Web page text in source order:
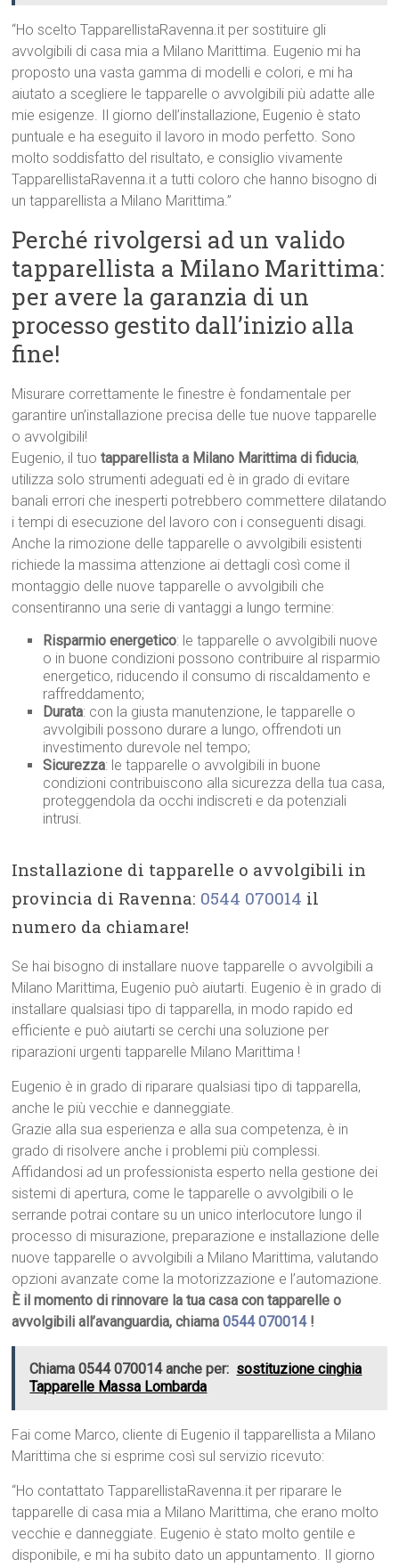
“Ho scelto TapparellistaRavenna.it per sostituire gli
avvolgibili di casa mia a Milano Marittima. Eugenio mi ha
proposto una vasta gamma di modelli e colori, e mi ha
aiutato a scegliere le tapparelle o avvolgibili più adatte alle
mie esigenze. Il giorno dell’installazione, Eugenio è stato
puntuale e ha eseguito il lavoro in modo perfetto. Sono
molto soddisfatto del risultato, e consiglio vivamente
TapparellistaRavenna.it a tutti coloro che hanno bisogno di
un tapparellista a Milano Marittima.”
Perché rivolgersi ad un valido
tapparellista a Milano Marittima:
per avere la garanzia di un
processo gestito dall’inizio alla
fine!
Misurare correttamente le finestre è fondamentale per
garantire un’installazione precisa delle tue nuove tapparelle
o avvolgibili!
Eugenio, il tuotapparellista a Milano Marittima di fiducia,
utilizza solo strumenti adeguati ed è in grado di evitare
banali errori che inesperti potrebbero commettere dilatando
i tempi di esecuzione del lavoro con i conseguenti disagi.
Anche la rimozione delle tapparelle o avvolgibili esistenti
richiede la massima attenzione ai dettagli così come il
montaggio delle nuove tapparelle o avvolgibili che
consentiranno una serie di vantaggi a lungo termine:
Risparmio energetico: le tapparelle o avvolgibili nuove
o in buone condizioni possono contribuire al risparmio
energetico, riducendo il consumo di riscaldamento e
raffreddamento;
Durata: con la giusta manutenzione, le tapparelle o
avvolgibili possono durare a lungo, offrendoti un
investimento durevole nel tempo;
Sicurezza: le tapparelle o avvolgibili in buone
condizioni contribuiscono alla sicurezza della tua casa,
proteggendola da occhi indiscreti e da potenziali
intrusi.
Installazione di tapparelle o avvolgibili in
provincia di Ravenna: 0544 070014 il
numero da chiamare!
Se hai bisogno di installare nuove tapparelle o avvolgibili a
Milano Marittima, Eugenio può aiutarti. Eugenio è in grado di
installare qualsiasi tipo di tapparella, in modo rapido ed
efficiente e può aiutarti se cerchi una soluzione per
riparazioni urgenti tapparelle Milano Marittima !
Eugenio è in grado di riparare qualsiasi tipo di tapparella,
anche le più vecchie e danneggiate.
Grazie alla sua esperienza e alla sua competenza, è in
grado di risolvere anche i problemi più complessi.
Affidandosi ad un professionista esperto nella gestione dei
sistemi di apertura, come le tapparelle o avvolgibili o le
serrande potrai contare su un unico interlocutore lungo il
processo di misurazione, preparazione e installazione delle
nuove tapparelle o avvolgibili a Milano Marittima, valutando
opzioni avanzate come la motorizzazione e l’automazione.
È il momento di rinnovare la tua casa con tapparelle o
avvolgibili all’avanguardia, chiama0544 070014!
Chiama 0544 070014 anche per: sostituzione cinghia
Tapparelle Massa Lombarda
Fai come Marco, cliente di Eugenio il tapparellista a Milano
Marittima che si esprime così sul servizio ricevuto:
“Ho contattato TapparellistaRavenna.it per riparare le
tapparelle di casa mia a Milano Marittima, che erano molto
vecchie e danneggiate. Eugenio è stato molto gentile e
disponibile, e mi ha subito dato un appuntamento. Il giorno